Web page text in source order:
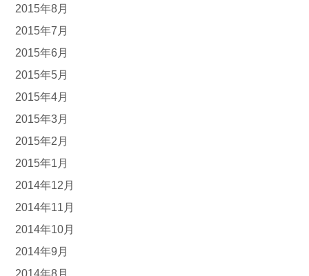
2015年8月
2015年7月
2015年6月
2015年5月
2015年4月
2015年3月
2015年2月
2015年1月
2014年12月
2014年11月
2014年10月
2014年9月
2014年8月